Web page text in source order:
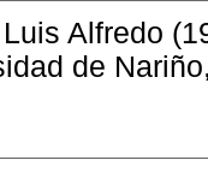
Alfredo
de